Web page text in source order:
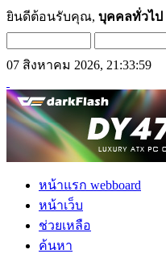
ยินดีต้อนรับคุณ, บุคคลทั่วไป
07 สิงหาคม 2026, 21:33:59
หน้าแรก webboard
หน้าเว็บ
ช่วยเหลือ
ค้นหา